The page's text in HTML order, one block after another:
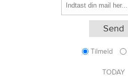
Tilmeld
TODAY